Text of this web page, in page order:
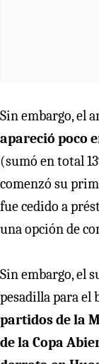
Sin embargo, el
apareció poco
(sumó en total
comenzó su
fue cedido a
una opción de
Sin embargo, el
pesadilla para el
partidos de la
de la Copa